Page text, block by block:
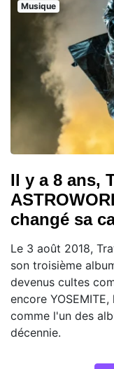
Musique
Il y a 8 ans,
changé sa
Le 3 août 2018,
son troisième
devenus cultes
encore
comme l'un des
décennie.